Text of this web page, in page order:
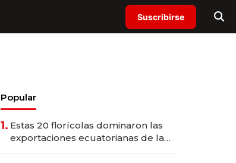
Suscribirse
Popular
1. Estas 20 florícolas dominaron las
exportaciones ecuatorianas de la